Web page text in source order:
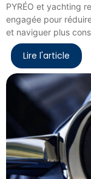
PYRÉO et yachting
engagée pour
et naviguer plus
Lire l'article